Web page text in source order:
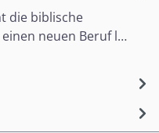
die biblische
neuen Beruf l…